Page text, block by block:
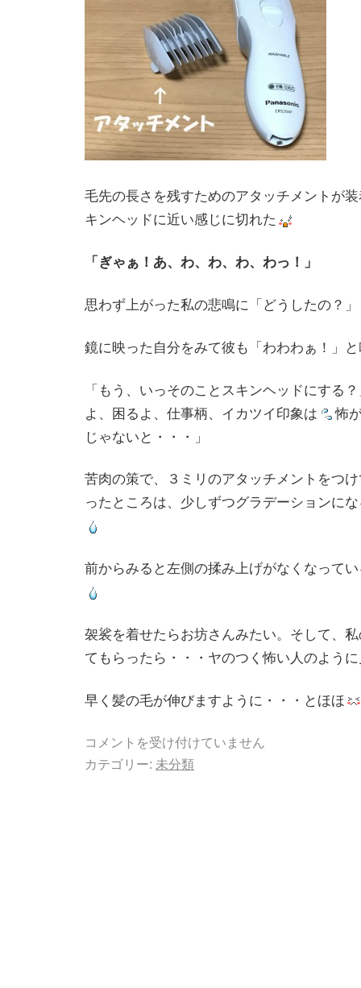
毛先の長さを残すためのアタッチメントが
キンヘッドに近い感じに切れた
「ぎゃぁ！あ、わ、わ、わ、わっ！」
思わず上がった私の悲鳴に「どうしたの？
鏡に映った自分をみて彼も「わわわぁ！」
「もう、いっそのことスキンヘッドにする
よ、困るよ、仕事柄、イカツイ印象は
怖
じゃないと・・・」
苦肉の策で、３ミリのアタッチメントをつ
ったところは、少しずつグラデーションに
前からみると左側の揉み上げがなくなって
袈裟を着せたらお坊さんみたい。そして、
てもらったら・・・ヤのつく怖い人のよう
早く髪の毛が伸びますように・・・とほほ
コメントを受け付けていません
カテゴリー: 未分類